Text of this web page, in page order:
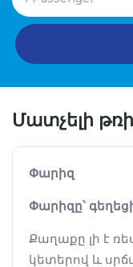
Փարիզ
Փարիզը՝
Քաղաքը լի է
կետերով և